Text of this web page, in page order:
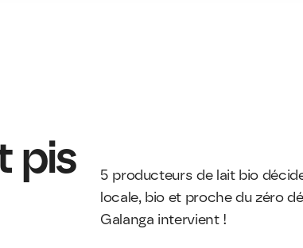
pis
5 producteurs de lait bio
locale, bio et proche du zéro
Galanga intervient !